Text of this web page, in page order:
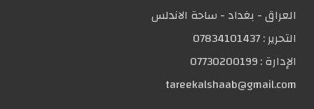
العراق - بغداد - ساحة الاندلس
التحریر :07834101437
الإدارة :07730200199
tareekalshaab@gmail.com